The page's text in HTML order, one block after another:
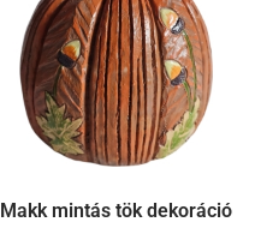
Makk mintás tök dekoráció